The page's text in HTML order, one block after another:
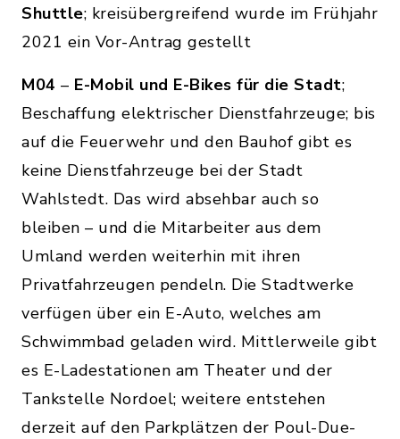
Shuttle; kreisübergreifend wurde im Frühjahr
2021 ein Vor-Antrag gestellt
M04 – E-Mobil und E-Bikes für die Stadt;
Beschaffung elektrischer Dienstfahrzeuge; bis
auf die Feuerwehr und den Bauhof gibt es
keine Dienstfahrzeuge bei der Stadt
Wahlstedt. Das wird absehbar auch so
bleiben – und die Mitarbeiter aus dem
Umland werden weiterhin mit ihren
Privatfahrzeugen pendeln. Die Stadtwerke
verfügen über ein E-Auto, welches am
Schwimmbad geladen wird. Mittlerweile gibt
es E-Ladestationen am Theater und der
Tankstelle Nordoel; weitere entstehen
derzeit auf den Parkplätzen der Poul-Due-